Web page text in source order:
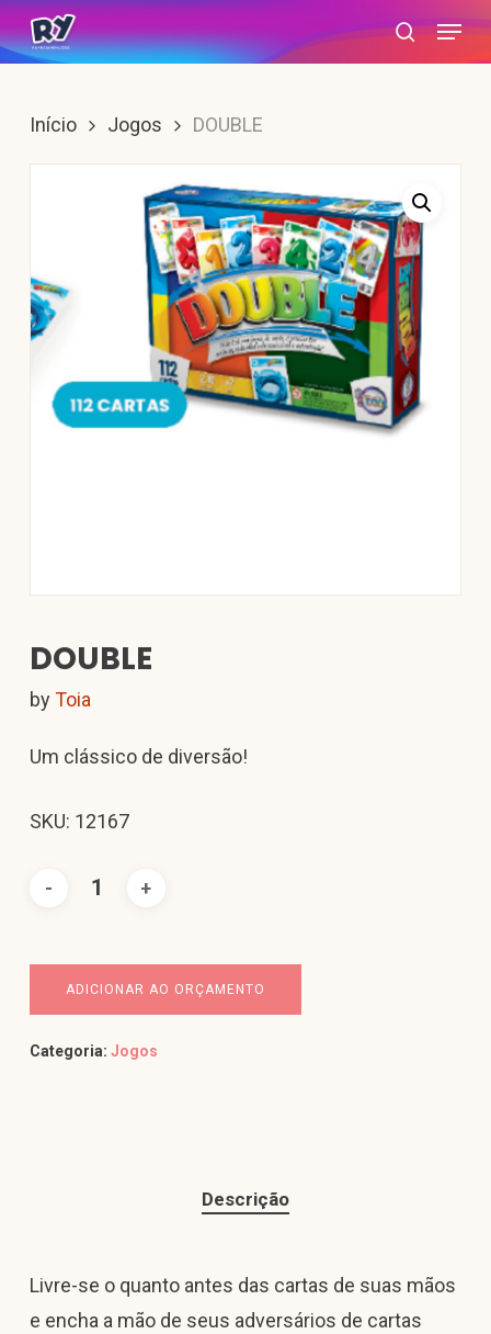
Skip
to
content
search
Menu
Início Jogos DOUBLE
DOUBLE
byToia
Um clássico de diversão!
SKU: 12167
ADICIONAR AO ORÇAMENTO
Categoria: Jogos
Descrição
Livre-se o quanto antes das cartas de suas mãos
e encha a mão de seus adversários de cartas